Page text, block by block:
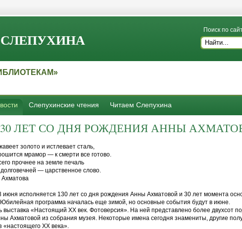
Поиск по
Слепухинские чтения Читаем Слепухина
ЛЕТ СО ДНЯ РОЖДЕНИЯ АННЫ
золото и истлевает сталь,
мрамор — к смерти все готово.
прочнее на земле печаль
— царственное слово.
Ахматова
июня исполняется 130 лет со дня рождения Анны Ахматовой и 30 лет момента
программа началась еще зимой, но основные события будут в июне.
выставка «Настоящий XX век. Фотоверсия». На ней представлено более двухсот
Ахматовой из собрания музея. Некоторые имена сегодня знамениты, другие
«настоящего ХХ века».